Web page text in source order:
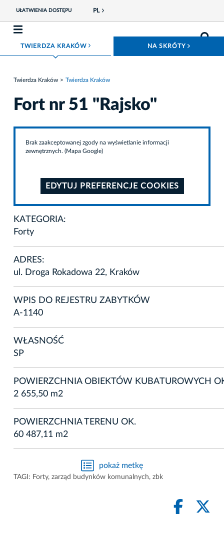
UŁATWIENIA DOSTĘPU PL
TWIERDZA KRAKÓWROZWIŃ MENU NA SKRÓTY
Twierdza Kraków Twierdza Kraków
Fort nr 51 "Rajsko"
Brak zaakceptowanej zgody na wyświetlanie informacji
zewnętrznych. (Mapa Google)
EDYTUJ PREFERENCJE COOKIES
KATEGORIA:
Forty
ADRES:
ul. Droga Rokadowa 22, Kraków
WPIS DO REJESTRU ZABYTKÓW
A-1140
WŁASNOŚĆ
SP
POWIERZCHNIA OBIEKTÓW KUBATUROWYCH
2 655,50 m2
POWIERZCHNIA TERENU OK.
60 487,11 m2
pokaż metkę
TAGI: Forty, zarząd budynków komunalnych, zbk